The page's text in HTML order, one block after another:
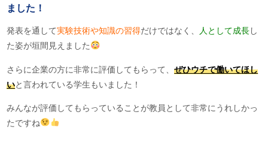
ました！
発表を通して実験技術や知識の習得だけではなく、 人として成長し
た姿が垣間見えました
さらに企業の方に非常に評価してもらって、ぜひウチで働いてほし
いと言われている学生もいました！
みんなが評価してもらっていることが教員として非常にうれしかっ
たですね